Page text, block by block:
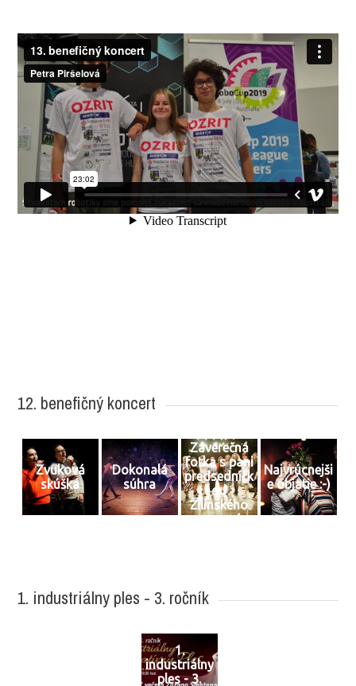
12. benefičný koncert
Zvuková
skúška
Dokonalá
súhra
Záverečná
fotka s pani
predsedníčk
ou
Žilinského
samosprávn
Najvrúcnejši
e objatie :-)
1. industriálny ples - 3. ročník
1.
industriálny
ples - 3.